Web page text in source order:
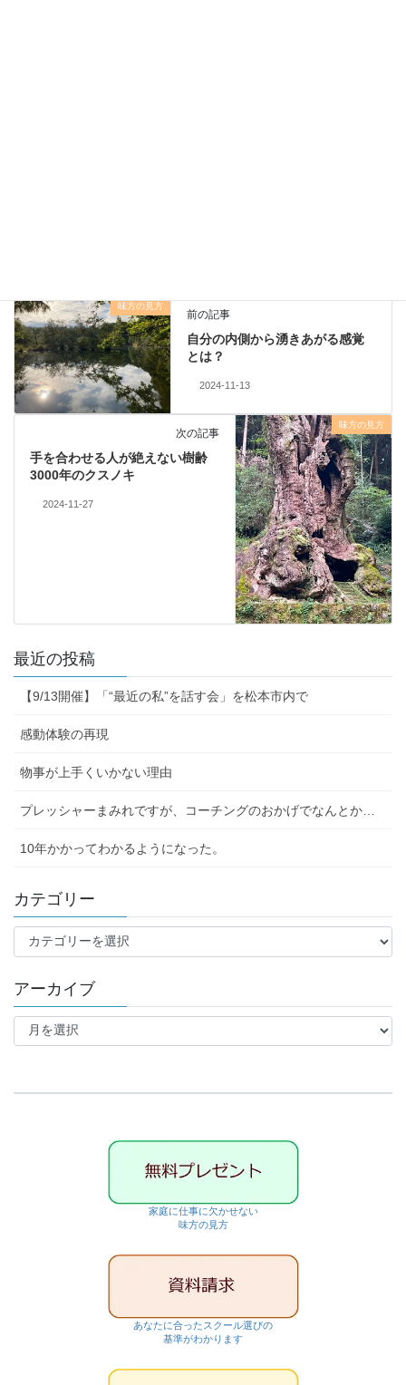
味方の見方
前の記事
自分の内側から湧きあがる感覚
とは？
2024-11-13
味方の見方
次の記事
手を合わせる人が絶えない樹齢
3000年のクスノキ
2024-11-27
最近の投稿
【9/13開催】「“最近の私”を話す会」を松本市内で
感動体験の再現
物事が上手くいかない理由
プレッシャーまみれですが、コーチングのおかげでなんとか…
10年かかってわかるようになった。
カテゴリー
テ
リ
ー
アーカイブ
ア
ブ
家庭に仕事に欠かせない
味方の見方
あなたに合ったスクール選びの
基準がわかります